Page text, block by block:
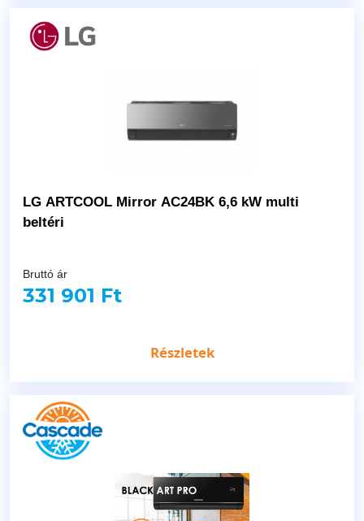
LG ARTCOOL Mirror AC24BK 6,6 kW multi
beltéri
Bruttó ár
331 901 Ft
Részletek